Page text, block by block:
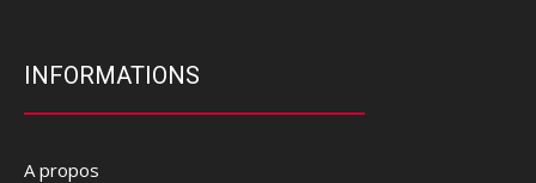
INFORMATIONS
A propos